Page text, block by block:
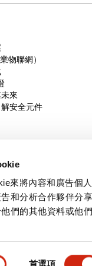
來將內容和廣告個
和分析合作夥伴分
們的其他資料或他
首選項
物聯網）
來
安全元件
閱